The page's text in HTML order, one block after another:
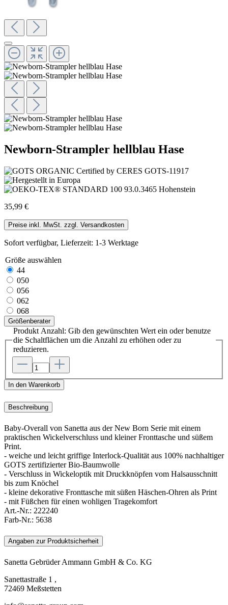
Newborn-Strampler hellblau Hase
35,99 €
Preise inkl. MwSt. zzgl. Versandkosten
Sofort verfügbar, Lieferzeit: 1-3 Werktage
Größe auswählen
44
050
056
062
068
Größenberater
Produkt Anzahl: Gib den gewünschten Wert ein oder benutze
die Schaltflächen um die Anzahl zu erhöhen oder zu
reduzieren.
In den Warenkorb
Beschreibung
Baby-Overall von Sanetta aus der New Born Serie mit einem
praktischen Wickelverschluss und kleiner Fronttasche und süßem
Print.
- weiche und leicht griffige Interlock-Qualität aus 100% nachhaltiger
GOTS zertifizierter Bio-Baumwolle
- Verschluss in Wickeloptik mit Druckknöpfen vom Halsausschnitt
bis zum Knöchel
- kleine dekorative Fronttasche mit süßen Häschen-Ohren als Print
- mit Füßchen für einen wohligen Tragekomfort
Art.-Nr.: 222240
Farb-Nr.: 5638
Angaben zur Produktsicherheit
Sanetta Gebrüder Ammann GmbH & Co. KG
Sanettastraße 1 ,
72469 Meßstetten